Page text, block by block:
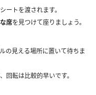
ートを渡されます。
席を見つけて座りましょう。
の見える場所に置いて待ちま
回転は比較的早いです。